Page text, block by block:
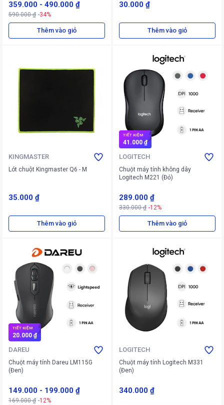
359.000 - 490.000 ₫
590.000 ₫ -34%
Thêm vào giỏ
30.000 ₫
Thêm vào giỏ
KINGMASTER
Lót chuột Kingmaster Q6 - M
35.000 ₫
Thêm vào giỏ
TIẾT KIỆM
41.000 ₫
LOGITECH
Chuột máy tính không dây
Logitech M221 (Đỏ)
289.000 ₫
330.000 ₫ -12%
Thêm vào giỏ
TIẾT KIỆM
20.000 ₫
DAREU
Chuột máy tính Dareu LM115G
(Đen)
149.000 - 199.000 ₫
169.000 ₫ -12%
LOGITECH
Chuột máy tính Logitech M331
(Đen)
340.000 ₫